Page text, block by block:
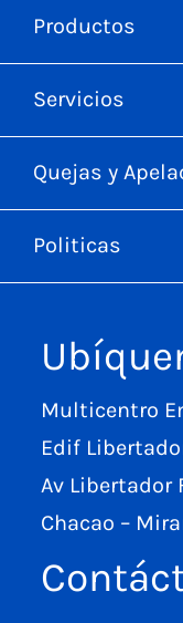
Productos
Servicios
Quejas y
Politicas
Multicentro
Edif
Av Libertador
Chacao –